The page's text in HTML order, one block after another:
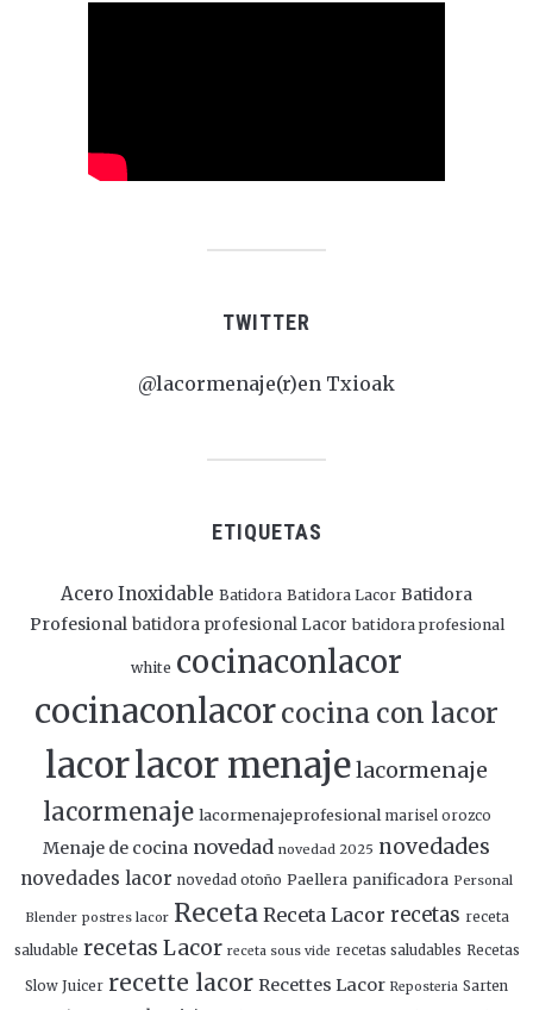
TWITTER
@lacormenaje(r)en Txioak
ETIQUETAS
Acero Inoxidable Batidora Batidora Lacor Batidora
Profesional batidora profesional Lacor batidora profesional
white cocinaconlacor
cocinaconlacorcocina con lacor
lacorlacor menajelacormenaje
lacormenaje lacormenajeprofesional marisel orozco
Menaje de cocina novedad novedad 2025 novedades
novedades lacor novedad otoño Paellera panificadora Personal
Blender postres lacor Receta Receta Lacor recetas receta
saludable recetas Lacor receta sous vide recetas saludables Recetas
Slow Juicer recette lacor Recettes Lacor Reposteria Sarten